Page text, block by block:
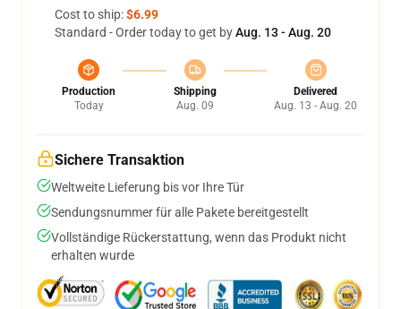
Cost to ship:$6.99
Standard - Order today to get byAug. 13 - Aug. 20
Production
Today
Shipping
Aug. 09
Delivered
Aug. 13 - Aug. 20
Sichere Transaktion
Weltweite Lieferung bis vor Ihre Tür
Sendungsnummer für alle Pakete bereitgestellt
Vollständige Rückerstattung, wenn das Produkt nicht
erhalten wurde